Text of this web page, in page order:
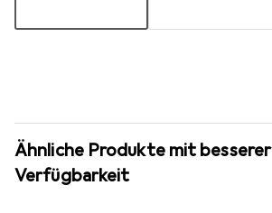
Ähnliche Produkte mit besserer
Verfügbarkeit